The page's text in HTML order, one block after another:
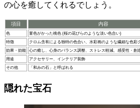
の心を癒してくれるでしょう。
項目 内容
色
菫色がかった桃色 (桜の花びらのような淡い色合い)
特徴
クロム含有による独特の色合い、水彩画のような繊細な色彩
効果・効能
心の癒し、心身のバランス調整、ストレス軽減、感受性・創
用途
アクセサリー、インテリア装飾
その他
「和みの石」と呼ばれる
隠れた宝石